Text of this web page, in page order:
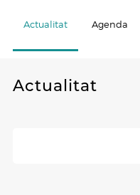
Actualitat Agenda
Actualitat